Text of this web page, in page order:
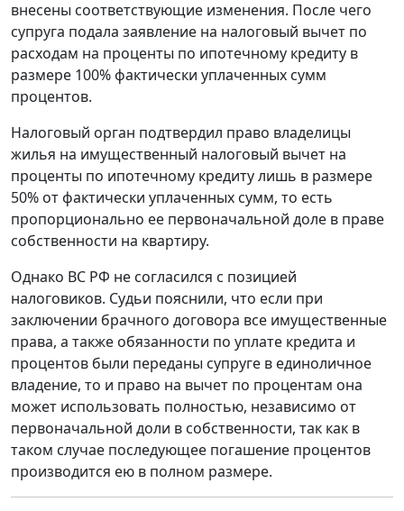
внесены соответствующие изменения. После чего
супруга подала заявление на налоговый вычет по
расходам на проценты по ипотечному кредиту в
размере 100% фактически уплаченных сумм
процентов.
Налоговый орган подтвердил право владелицы
жилья на имущественный налоговый вычет на
проценты по ипотечному кредиту лишь в размере
50% от фактически уплаченных сумм, то есть
пропорционально ее первоначальной доле в праве
собственности на квартиру.
Однако ВС РФ не согласился с позицией
налоговиков. Судьи пояснили, что если при
заключении брачного договора все имущественные
права, а также обязанности по уплате кредита и
процентов были переданы супруге в единоличное
владение, то и право на вычет по процентам она
может использовать полностью, независимо от
первоначальной доли в собственности, так как в
таком случае последующее погашение процентов
производится ею в полном размере.